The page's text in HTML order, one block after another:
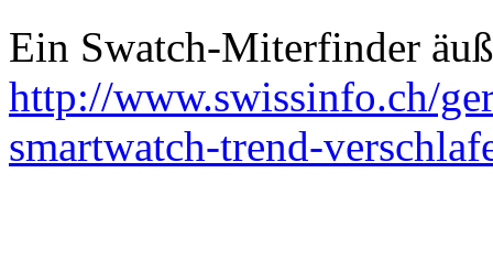
Ein Swatch-Miterfinder
http://www.swissinfo.ch/
smartwatch-trend-